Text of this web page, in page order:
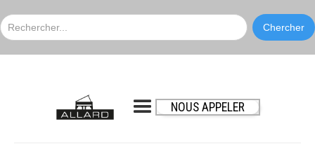
NOUS APPELER